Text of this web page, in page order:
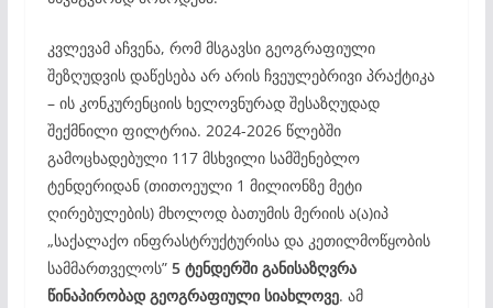
კვლევამ აჩვენა, რომ მსგავსი გეოგრაფიული
შეზღუდვის დაწესება არ არის ჩვეულებრივი პრაქტიკა
– ის კონკურენციის ხელოვნურად შესაზღუდად
შექმნილი ფილტრია. 2024-2026 წლებში
გამოცხადებული 117 მსხვილი სამშენებლო
ტენდერიდან (თითოეული 1 მილიონზე მეტი
ღირებულების) მხოლოდ ბათუმის მერიის ა(ა)იპ
„საქალაქო ინფრასტრუქტურისა და კეთილმოწყობის
სამმართველოს” 5 ტენდერში განისაზღვრა
წინაპირობად გეოგრაფიული სიახლოვე. ამ